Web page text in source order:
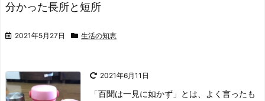
分かった長所と短所
2021年5月27日 生活の知恵
2021年6月11日
「百聞は一見に如かず」とは、よく言ったも